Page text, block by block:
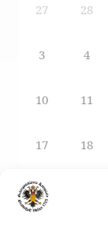
27 28
3 4
10 11
17 18
24